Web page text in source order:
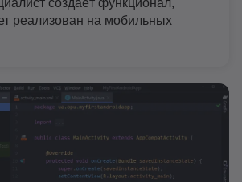
реализован на мобильных